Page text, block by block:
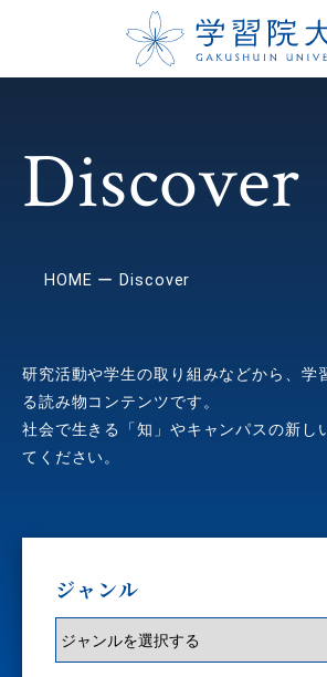
Discover
HOME Discover
研究活動や学生の取り組みなどから、学
る読み物コンテンツです。
社会で生きる「知」やキャンパスの新し
てください。
ジャンル